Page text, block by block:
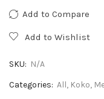
Add to Compare
Add to Wishlist
SKU: N/A
Categories: All, Koko,